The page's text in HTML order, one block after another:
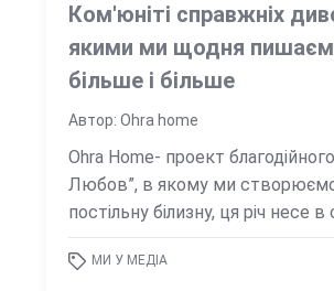
Ком'юніті справжніх
якими ми щодня
більше і більше
Автор: Ohra home
Ohra Home- проект
Любов”, в якому ми
постільну білизну, ця річ несе в
МИ У МЕДІА